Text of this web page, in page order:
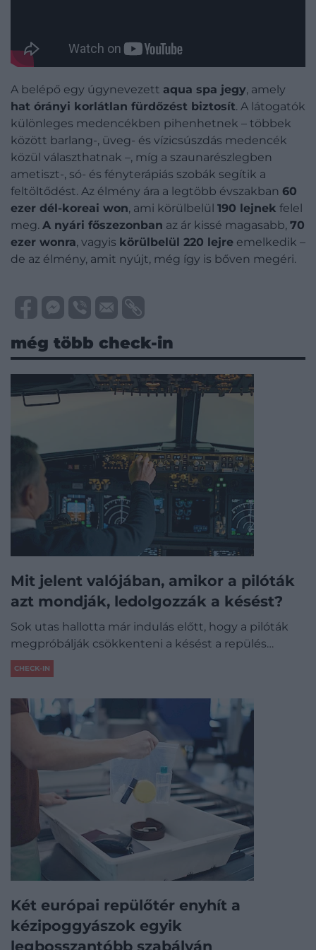
A belépő egy úgynevezett aqua spa jegy, amely
hat órányi korlátlan fürdőzést biztosít. A látogatók
különleges medencékben pihenhetnek – többek
között barlang-, üveg- és vízicsúszdás medencék
közül választhatnak –, míg a szaunarészlegben
ametiszt-, só- és fényterápiás szobák segítik a
feltöltődést. Az élmény ára a legtöbb évszakban 60
ezer dél-koreai won, ami körülbelül 190 lejnek felel
meg. A nyári főszezonban az ár kissé magasabb, 70
ezer wonra, vagyis körülbelül 220 lejre emelkedik –
de az élmény, amit nyújt, még így is bőven megéri.
még több check-in
Mit jelent valójában, amikor a pilóták
azt mondják, ledolgozzák a késést?
Sok utas hallotta már indulás előtt, hogy a pilóták
megpróbálják csökkenteni a késést a repülés…
CHECK-IN
Két európai repülőtér enyhít a
kézipoggyászok egyik
legbosszantóbb szabályán